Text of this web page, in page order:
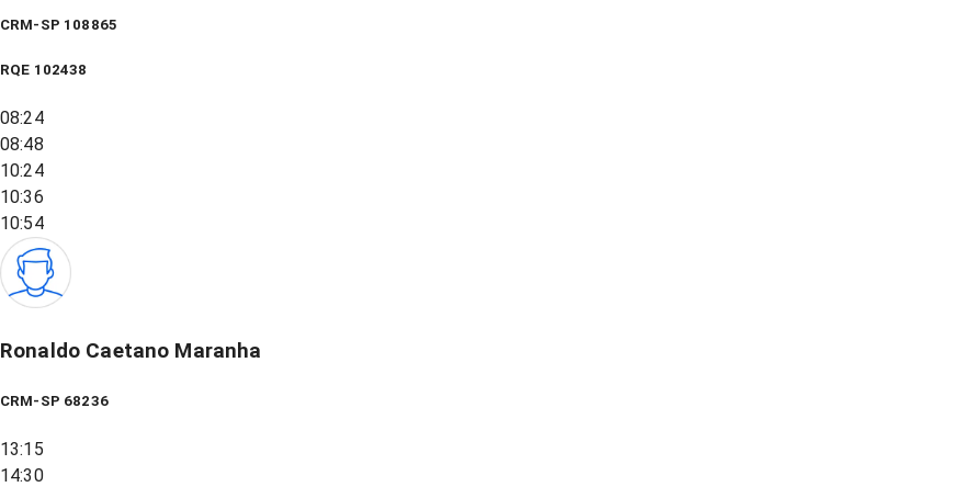
CRM-SP 108865
RQE 102438
08:24
08:48
10:24
10:36
10:54
Ronaldo Caetano Maranha
CRM-SP 68236
13:15
14:30